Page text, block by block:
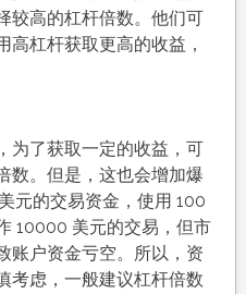
较高的杠杆倍数。他们可
高杠杆获取更高的收益，
为了获取一定的收益，可
数。但是，这也会增加爆
元的交易资金，使用 100
10000 美元的交易，但市
账户资金亏空。所以，资
考虑，一般建议杠杆倍数